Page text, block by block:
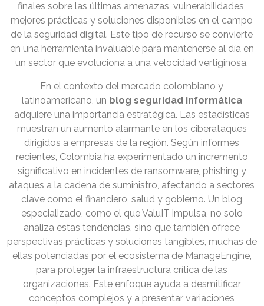
finales sobre las últimas amenazas, vulnerabilidades,
mejores prácticas y soluciones disponibles en el campo
de la seguridad digital. Este tipo de recurso se convierte
en una herramienta invaluable para mantenerse al día en
un sector que evoluciona a una velocidad vertiginosa.
En el contexto del mercado colombiano y
latinoamericano, un blog seguridad informática
adquiere una importancia estratégica. Las estadísticas
muestran un aumento alarmante en los ciberataques
dirigidos a empresas de la región. Según informes
recientes, Colombia ha experimentado un incremento
significativo en incidentes de ransomware, phishing y
ataques a la cadena de suministro, afectando a sectores
clave como el financiero, salud y gobierno. Un blog
especializado, como el que ValuIT impulsa, no solo
analiza estas tendencias, sino que también ofrece
perspectivas prácticas y soluciones tangibles, muchas de
ellas potenciadas por el ecosistema de ManageEngine,
para proteger la infraestructura crítica de las
organizaciones. Este enfoque ayuda a desmitificar
conceptos complejos y a presentar variaciones